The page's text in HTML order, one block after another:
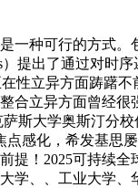
种可行的方式。
提出了通过对时
性立异方面踌躇
合立异方面曾经
斯大学奥斯汀分
感化，希发基思
！2025可持续全
学、、工业大学